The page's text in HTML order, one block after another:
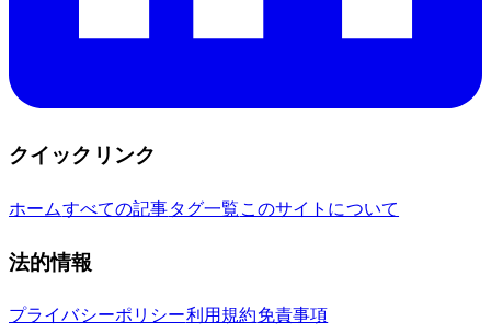
クイックリンク
ホームすべての記事タグ一覧 このサイトについて
法的情報
プライバシーポリシー利用規約免責事項